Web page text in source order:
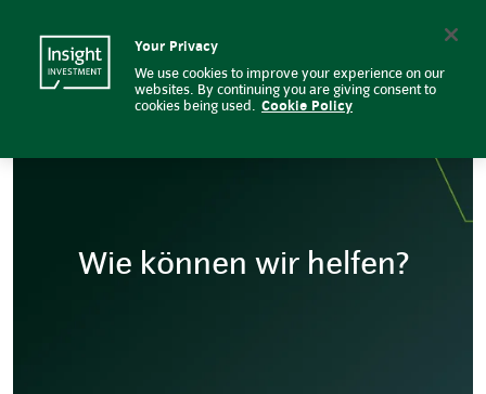
Wie können wir helfen?
Your Privacy
We use cookies to improve your experience on our
websites. By continuing you are giving consent to
cookies being used. Cookie Policy